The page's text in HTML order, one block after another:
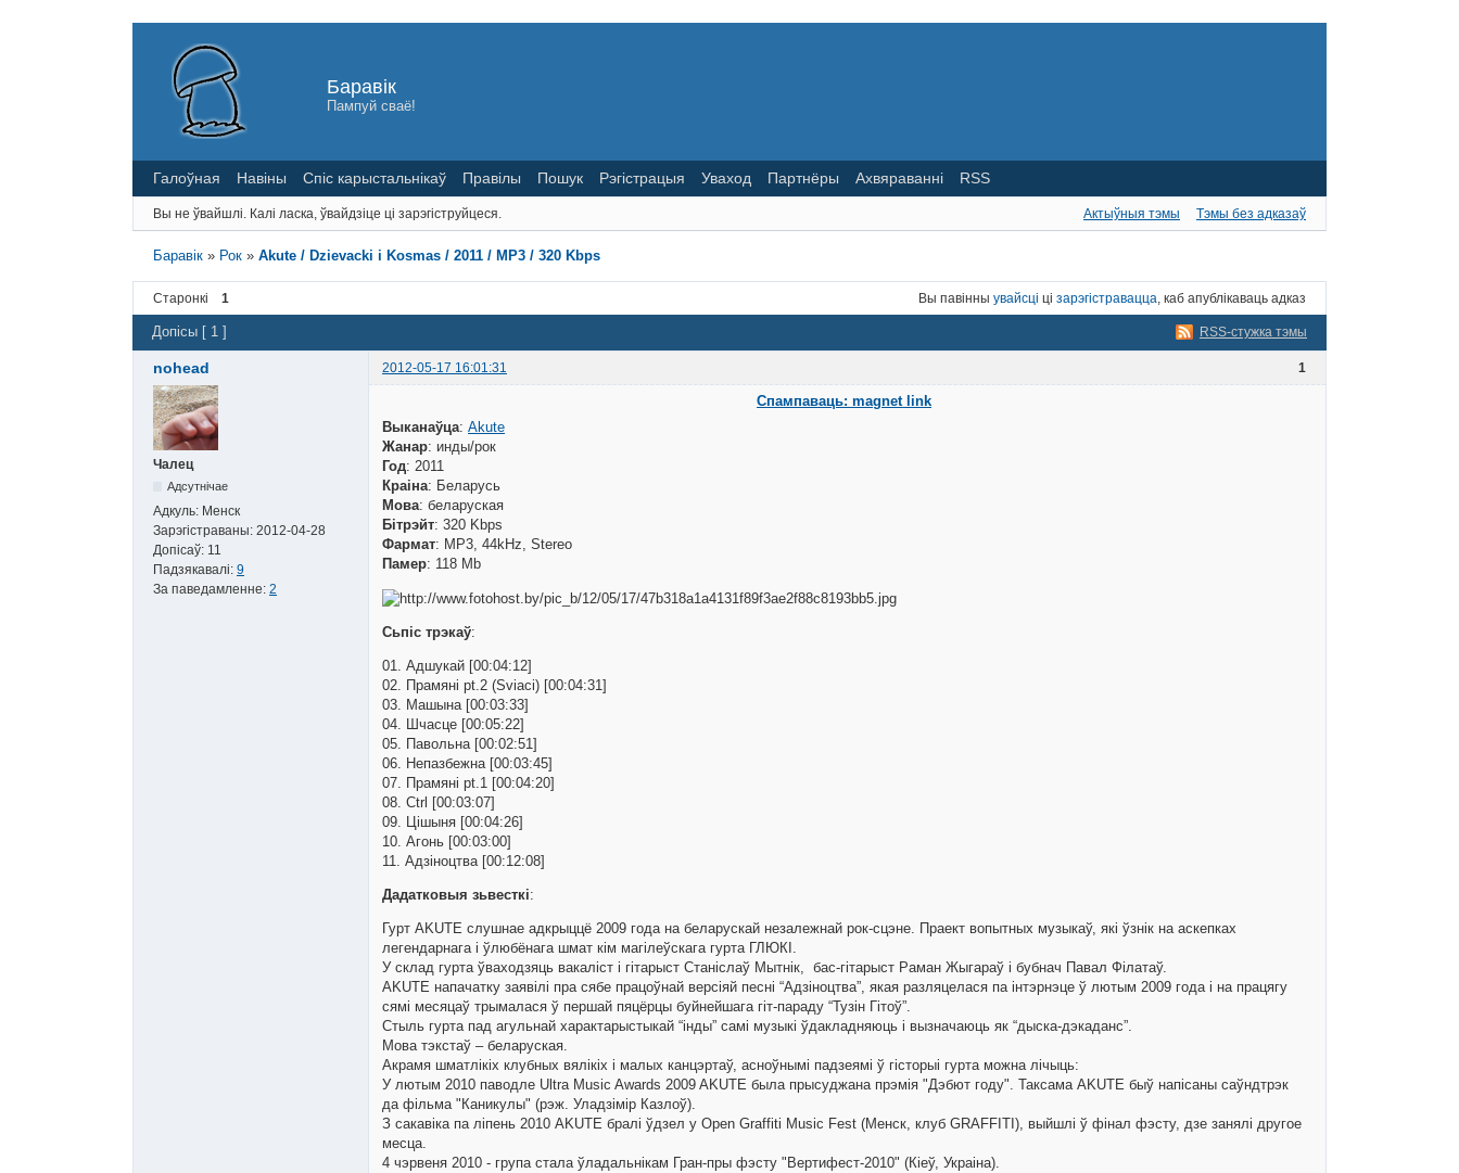
Баравік
Пампуй сваё!
Галоўная Навіны Спіс карыстальнікаў Правілы Пошук Рэгістрацыя Уваход Партнёры Ахвяраванні RSS
Вы не ўвайшлі. Калі ласка, ўвайдзіце ці зарэгіструйцеся. Актыўныя тэмы Тэмы без адказаў
Баравік » Рок »Akute / Dzievaсki i Kosmas / 2011 / MP3 / 320 Kbps
Старонкі 1 Вы павінны увайсці ці зарэгістравацца , каб апублікаваць адказ
RSS-стужка тэмы
Допісы [ 1 ]
1
nohead 2012-05-17 16:01:31
Чалец
Адсутнічае
Адкуль: Менск
Зарэгістраваны: 2012-04-28
Допісаў: 11
Падзякавалі: 9
За паведамленне: 2
Спампаваць: magnet link
Выканаўца: Akute
Жанар: инды/рок
Год: 2011
Краіна: Беларусь
Мова: беларуская
Бітрэйт: 320 Kbps
Фармат: MP3, 44kHz, Stereo
Памер: 118 Mb
Сьпіс трэкаў:
01. Адшукай [00:04:12]
02. Прамяні pt.2 (Sviaci) [00:04:31]
03. Машына [00:03:33]
04. Шчасце [00:05:22]
05. Павольна [00:02:51]
06. Непазбежна [00:03:45]
07. Прамяні pt.1 [00:04:20]
08. Ctrl [00:03:07]
09. Цішыня [00:04:26]
10. Агонь [00:03:00]
11. Адзіноцтва [00:12:08]
Дадатковыя зьвесткі:
Гурт AKUTE слушнае адкрыццё 2009 года на беларускай незалежнай рок-сцэне. Праект вопытных музыкаў, які ўзнік на аскепках
легендарнага і ўлюбёнага шмат кім магілеўскага гурта ГЛЮКІ.
У склад гурта ўваходзяць вакаліст і гітарыст Станіслаў Мытнік, бас-гітарыст Раман Жыгараў і бубнач Павал Філатаў.
AKUTE напачатку заявілі пра сябе працоўнай версіяй песні “Адзіноцтва”, якая разляцелася па інтэрнэце ў лютым 2009 года і на працягу
сямі месяцаў трымалася ў першай пяцёрцы буйнейшага гіт-параду “Тузін Гітоў”.
Стыль гурта пад агульнай характарыстыкай “інды” самі музыкі ўдакладняюць і вызначаюць як “дыска-дэкаданс”.
Мова тэкстаў – беларуская.
Акрамя шматлікіх клубных вялікіх і малых канцэртаў, асноўнымі падзеямі ў гісторыі гурта можна лічыць:
У лютым 2010 паводле Ultra Music Awards 2009 AKUTE была прысуджана прэмія "Дэбют году". Таксама AKUTE быў напісаны саўндтрэк
да фільма "Каникулы" (рэж. Уладзімір Казлоў).
З сакавіка па ліпень 2010 AKUTE бралі ўдзел у Open Graffiti Music Fest (Менск, клуб GRAFFITI), выйшлі ў фінал фэсту, дзе занялі другое
месца.
4 чэрвеня 2010 - група стала ўладальнікам Гран-пры фэсту "Вертифест-2010" (Кіеў, Украіна).